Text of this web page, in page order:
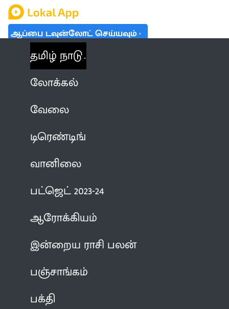
ஆப்பை டவுன்லோட் செய்யவும்
தமிழ் நாடு
லோக்கல்
வேலை
டிரெண்டிங்
வானிலை
பட்ஜெட் 2023-24
ஆரோக்கியம்
இன்றைய ராசி பலன்
பஞ்சாங்கம்
பக்தி